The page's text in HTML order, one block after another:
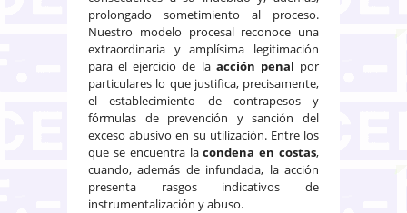
prolongado sometimiento al proceso.
Nuestro modelo procesal reconoce una
extraordinaria y amplísima legitimación
para el ejercicio de la acción penal por
particulares lo que justifica, precisamente,
el establecimiento de contrapesos y
fórmulas de prevención y sanción del
exceso abusivo en su utilización. Entre los
que se encuentra lacondena en costas,
cuando, además de infundada, la acción
presenta rasgos indicativos de
instrumentalización y abuso.